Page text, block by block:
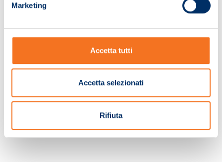
Marketing
Accetta tutti
Accetta selezionati
Rifiuta
Ti invitiamo a effettuare una nuova ricerca.